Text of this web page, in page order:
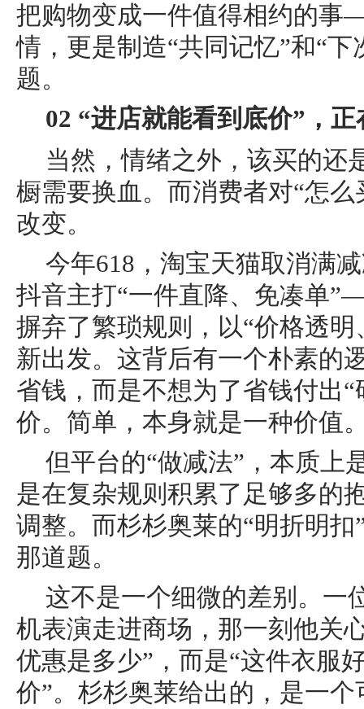
把购物变成一件值得相约的
情，更是制造“共同记忆”和“
题。
02 “进店就能看到底价”，
当然，情绪之外，该买的还
橱需要换血。而消费者对“怎
改变。
今年618，淘宝天猫取消满
抖音主打“一件直降、免凑单
摒弃了繁琐规则，以“价格透
新出发。这背后有一个朴素的
省钱，而是不想为了省钱付出
价。简单，本身就是一种价值
但平台的“做减法”，本质
是在复杂规则积累了足够多的
调整。而杉杉奥莱的“明折明
那道题。
这不是一个细微的差别。一
机表演走进商场，那一刻他关
优惠是多少”，而是“这件衣服
价”。杉杉奥莱给出的，是一